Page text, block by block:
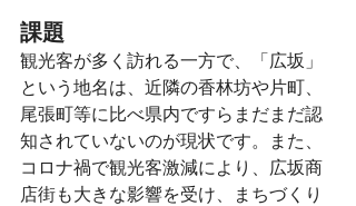
課題
観光客が多く訪れる一方で、「広坂」
という地名は、近隣の香林坊や片町、
尾張町等に比べ県内ですらまだまだ認
知されていないのが現状です。また、
コロナ禍で観光客激減により、広坂商
店街も大きな影響を受け、まちづくり